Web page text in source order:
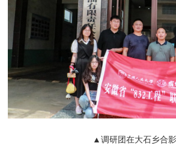
▲调研团在大石乡合影